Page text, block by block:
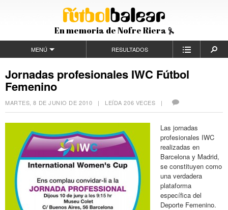
En memoria de Nofre Riera
MENÚ RESULTADOS
Jornadas profesionales IWC Fútbol
Femenino
MARTES, 8 DE JUNIO DE 2010 | LEÍDA 206 VECES |
Las jornadas
profesionales IWC
realizadas en
Barcelona y Madrid,
se constituyen como
una verdadera
plataforma
específica del
Deporte Femenino.